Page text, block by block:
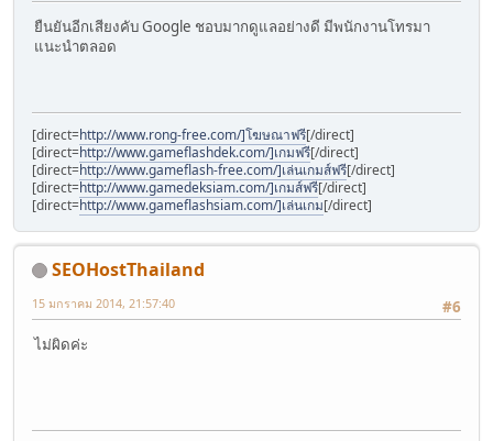
ยืนยันอีกเสียงคับ Google ชอบมากดูแลอย่างดี มีพนักงานโทรมา
แนะนำตลอด
[direct=http://www.rong-free.com/]โฆษณาฟรี[/direct]
[direct=http://www.gameflashdek.com/]เกมฟรี[/direct]
[direct=http://www.gameflash-free.com/]เล่นเกมส์ฟรี[/direct]
[direct=http://www.gamedeksiam.com/]เกมส์ฟรี[/direct]
[direct=http://www.gameflashsiam.com/]เล่นเกม[/direct]
SEOHostThailand
#6
15 มกราคม 2014, 21:57:40
ไม่ผิดค่ะ